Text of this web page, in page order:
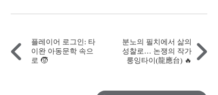
플레이어 로그인: 타
이완 아동문학 속으
로 🧒
분노의 필치에서 삶의
성찰로… 논쟁의 작가
룽잉타이(龍應台) 🔥